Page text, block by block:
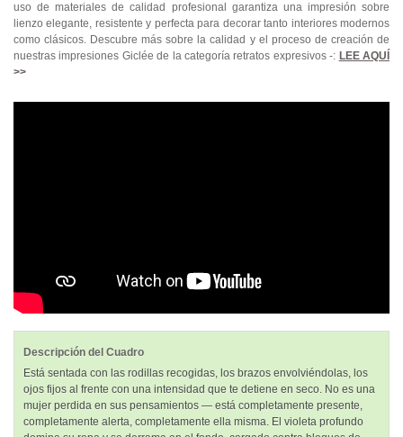
uso de materiales de calidad profesional garantiza una impresión sobre
lienzo elegante, resistente y perfecta para decorar tanto interiores modernos
como clásicos. Descubre más sobre la calidad y el proceso de creación de
nuestras impresiones Giclée de la categoría retratos expresivos -: LEE AQUÍ
>>
Descripción del Cuadro
Está sentada con las rodillas recogidas, los brazos envolviéndolas, los
ojos fijos al frente con una intensidad que te detiene en seco. No es una
mujer perdida en sus pensamientos — está completamente presente,
completamente alerta, completamente ella misma. El violeta profundo